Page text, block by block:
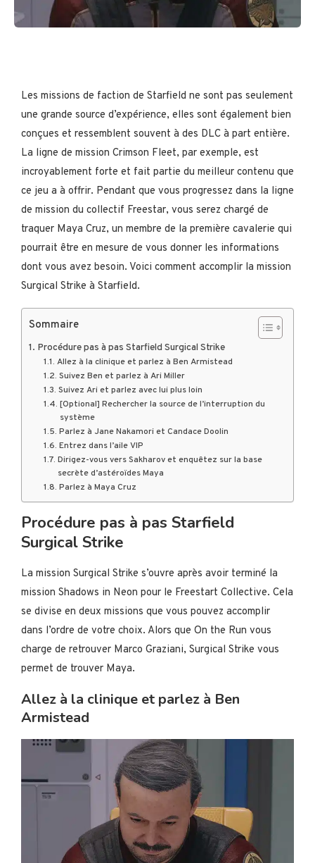
Les missions de faction de Starfield ne sont pas seulement
une grande source d’expérience, elles sont également bien
conçues et ressemblent souvent à des DLC à part entière.
La ligne de mission Crimson Fleet, par exemple, est
incroyablement forte et fait partie du meilleur contenu que
ce jeu a à offrir. Pendant que vous progressez dans la ligne
de mission du collectif Freestar, vous serez chargé de
traquer Maya Cruz, un membre de la première cavalerie qui
pourrait être en mesure de vous donner les informations
dont vous avez besoin. Voici comment accomplir la mission
Surgical Strike à Starfield.
Sommaire
Procédure pas à pas Starfield Surgical Strike
Allez à la clinique et parlez à Ben Armistead
Suivez Ben et parlez à Ari Miller
Suivez Ari et parlez avec lui plus loin
[Optional] Rechercher la source de l’interruption du
système
Parlez à Jane Nakamori et Candace Doolin
Entrez dans l’aile VIP
Dirigez-vous vers Sakharov et enquêtez sur la base
secrète d’astéroïdes Maya
Parlez à Maya Cruz
Procédure pas à pas Starfield
Surgical Strike
La mission Surgical Strike s’ouvre après avoir terminé la
mission Shadows in Neon pour le Freestart Collective. Cela
se divise en deux missions que vous pouvez accomplir
dans l’ordre de votre choix. Alors que On the Run vous
charge de retrouver Marco Graziani, Surgical Strike vous
permet de trouver Maya.
Allez à la clinique et parlez à Ben
Armistead